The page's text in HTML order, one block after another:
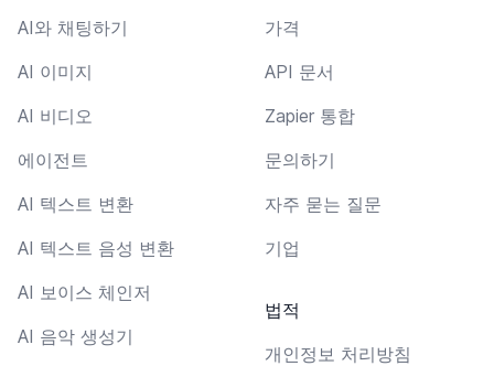
AI와 채팅하기
AI 이미지
AI 비디오
에이전트
AI 텍스트 변환
AI 텍스트 음성 변환
AI 보이스 체인저
AI 음악 생성기
가격
API 문서
Zapier 통합
문의하기
자주 묻는 질문
기업
법적
개인정보 처리방침